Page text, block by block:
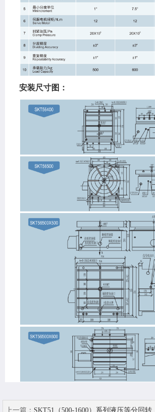
安装尺寸图：
上一篇： SKT51（500-1600）系列液压等分回转...